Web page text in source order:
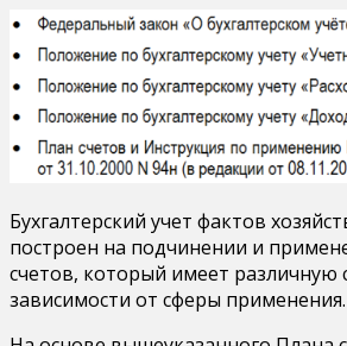
Бухгалтерский учет фактов
построен на подчинении и
счетов, который имеет различную
зависимости от сферы применения.